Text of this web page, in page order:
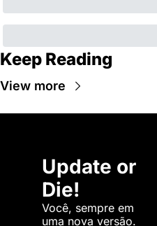
Keep Reading
View more
Update or
Die!
Você, sempre em
uma nova versão.